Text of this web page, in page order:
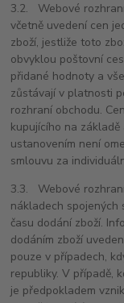
3.2. Webové
včetně uvedení cen
zboží, jestliže toto
obvyklou poštovní
přidané hodnoty a
zůstávají v platnosti
rozhraní obchodu.
kupujícího na
ustanovením není
smlouvu za
3.3. Webové
nákladech spojených
času dodání zboží.
dodáním zboží
pouze v případech,
republiky. V případě,
je předpokladem